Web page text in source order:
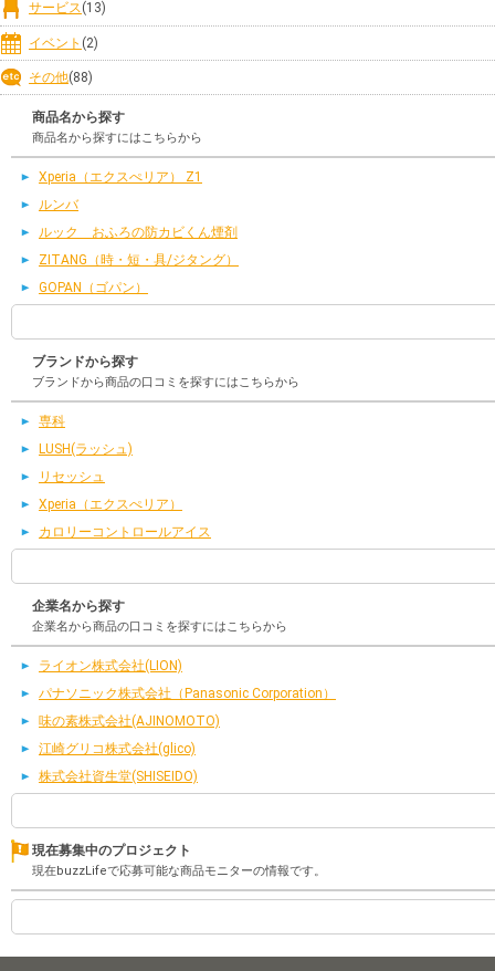
サービス(13)
イベント (2)
その他(88)
商品名から探す
商品名から探すにはこちらから
Xperia（エクスぺリア） Z1
ルンバ
ルック おふろの防カビくん煙剤
ZITANG（時・短・具/ジタング）
GOPAN（ゴパン）
ブランドから探す
ブランドから商品の口コミを探すにはこちらから
専科
LUSH(ラッシュ)
リセッシュ
Xperia（エクスぺリア）
カロリーコントロールアイス
企業名から探す
企業名から商品の口コミを探すにはこちらから
ライオン株式会社(LION)
パナソニック株式会社（Panasonic Corporation）
味の素株式会社(AJINOMOTO)
江崎グリコ株式会社(glico)
株式会社資生堂(SHISEIDO)
現在募集中のプロジェクト
現在buzzLifeで応募可能な商品モニターの情報です。